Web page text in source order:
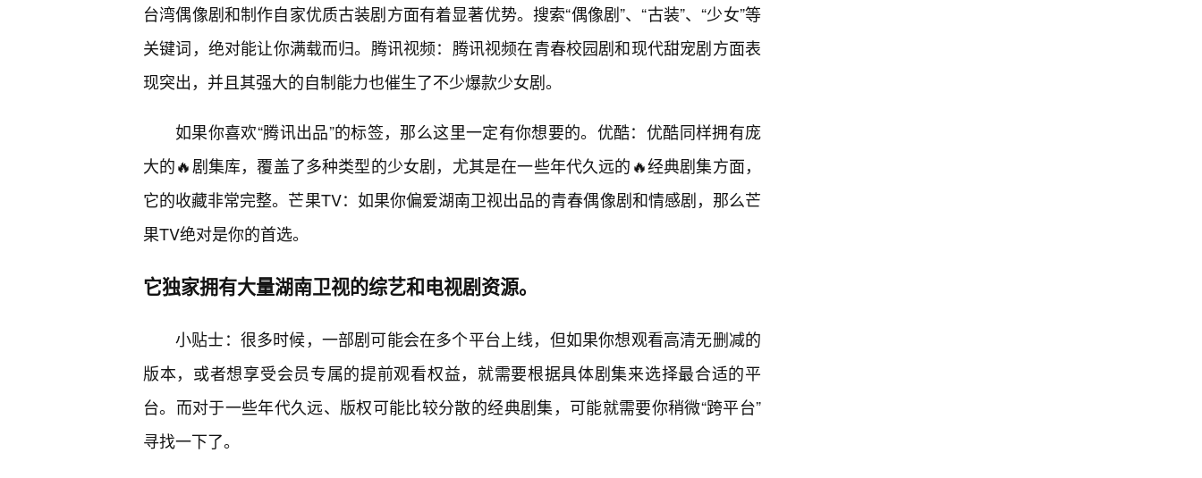
台湾偶像剧和制作自家优质古装剧方面有着显著优势。搜索“偶像剧”、“古装”、“少女”等
关键词，绝对能让你满载而归。腾讯视频：腾讯视频在青春校园剧和现代甜宠剧方面表
现突出，并且其强大的自制能力也催生了不少爆款少女剧。
如果你喜欢“腾讯出品”的标签，那么这里一定有你想要的。优酷：优酷同样拥有庞
大的🔥剧集库，覆盖了多种类型的少女剧，尤其是在一些年代久远的🔥经典剧集方面，
它的收藏非常完整。芒果TV：如果你偏爱湖南卫视出品的青春偶像剧和情感剧，那么芒
果TV绝对是你的首选。
它独家拥有大量湖南卫视的综艺和电视剧资源。
小贴士：很多时候，一部剧可能会在多个平台上线，但如果你想观看高清无删减的
版本，或者想享受会员专属的提前观看权益，就需要根据具体剧集来选择最合适的平
台。而对于一些年代久远、版权可能比较分散的经典剧集，可能就需要你稍微“跨平台”
寻找一下了。